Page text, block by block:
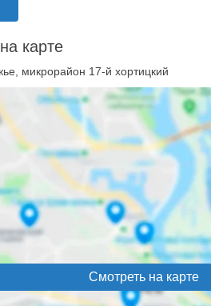
карте
микрорайон 17-й хортицкий
Смотреть на карте